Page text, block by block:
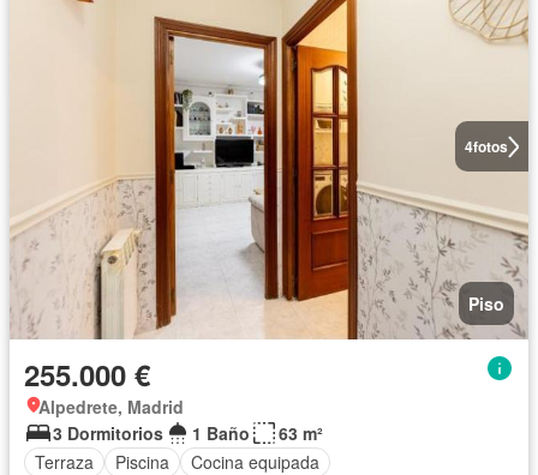
4fotos
Piso
255.000 €
Alpedrete, Madrid
3 Dormitorios
1 Baño
63 m²
Terraza
Piscina Cocina equipada